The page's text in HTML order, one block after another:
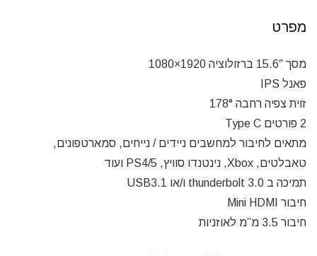
מפרט
מסך 15.6″ ברזולוציה 1920×1080
פאנל IPS
זוית צפיה רחבה 178°
2 פורטים Type C
מתאים לחיבור למחשבים ניידים / נייחים, סמארטפונים,
טאבלטים, Xbox, נינטנדו סוויץ, PS4/5 ועוד
תמיכה ב thunderbolt 3.0 ו/או USB3.1
חיבור Mini HDMI
חיבור 3.5 מ”מ לאוזניות